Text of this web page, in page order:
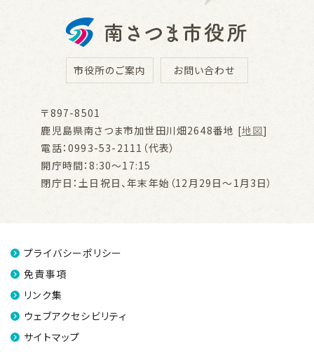
市役所のご案内 お問い合わせ
〒897-8501
鹿児島県南さつま市加世田川畑2648番地 [地図]
電話：0993-53-2111（代表）
開庁時間：8:30～17:15
閉庁日：土日祝日、年末年始（12月29日～1月3日）
プライバシーポリシー
免責事項
リンク集
ウェブアクセシビリティ
サイトマップ